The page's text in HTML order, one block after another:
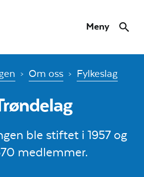
Meny
Søk
Om oss Fylkeslag
ble stiftet i 1957 og
medlemmer.